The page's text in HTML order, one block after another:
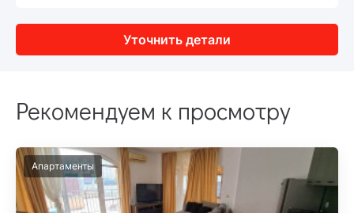
Уточнить детали
Рекомендуем к просмотру
Апартаменты